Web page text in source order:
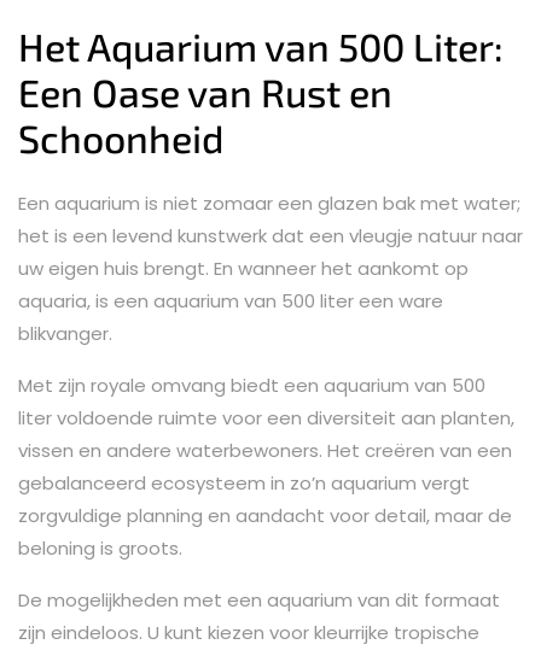
Het Aquarium van 500 Liter:
Een Oase van Rust en
Schoonheid
Een aquarium is niet zomaar een glazen bak met water;
het is een levend kunstwerk dat een vleugje natuur naar
uw eigen huis brengt. En wanneer het aankomt op
aquaria, is een aquarium van 500 liter een ware
blikvanger.
Met zijn royale omvang biedt een aquarium van 500
liter voldoende ruimte voor een diversiteit aan planten,
vissen en andere waterbewoners. Het creëren van een
gebalanceerd ecosysteem in zo’n aquarium vergt
zorgvuldige planning en aandacht voor detail, maar de
beloning is groots.
De mogelijkheden met een aquarium van dit formaat
zijn eindeloos. U kunt kiezen voor kleurrijke tropische